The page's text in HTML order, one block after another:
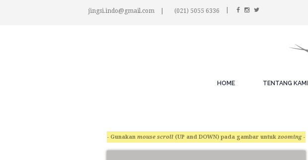
jingsi.indo@gmail.com (021) 5055 6336
HOME TENTANG KAMI
- Gunakan mouse scroll (UP and DOWN) pada gambar untuk zooming-